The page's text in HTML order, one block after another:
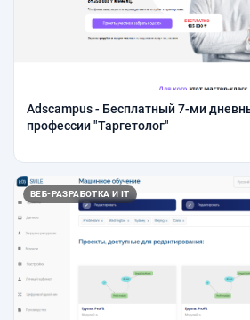
Аdscampus - Бесплатный 7-ми
профессии "Таргетолог"
ВЕБ-РАЗРАБОТКА И IT